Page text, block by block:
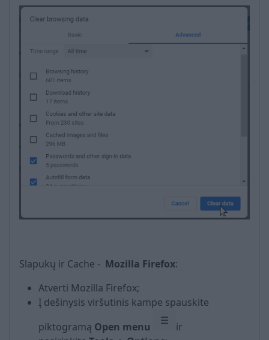
Slapukų ir Cache - Mozilla Firefox:
Atverti Mozilla Firefox;
Į dešinysis viršutinis kampe spauskite
piktogramą Open menu
ir